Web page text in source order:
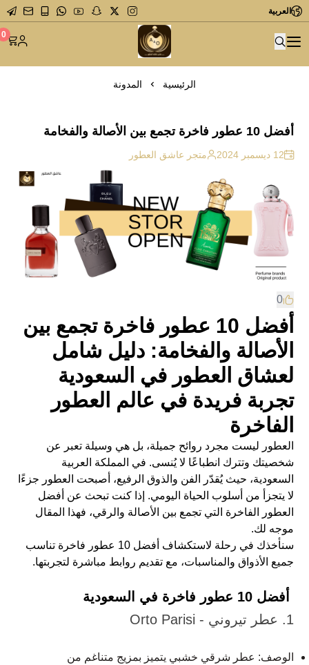
العربية
متجر عاشق العطور 0
الرئيسية المدونة
أفضل 10 عطور فاخرة تجمع بين الأصالة والفخامة
12 ديسمبر 2024 متجر عاشق العطور
0
أفضل 10 عطور فاخرة تجمع بين
الأصالة والفخامة: دليل شامل
لعشاق العطور في السعودية
تجربة فريدة في عالم العطور
الفاخرة
العطور ليست مجرد روائح جميلة، بل هي وسيلة تعبر عن
شخصيتك وتترك انطباعًا لا يُنسى. في المملكة العربية
السعودية، حيث يُقدّر الفن والذوق الرفيع، أصبحت العطور جزءًا
لا يتجزأ من أسلوب الحياة اليومي. إذا كنت تبحث عن أفضل
العطور الفاخرة التي تجمع بين الأصالة والرقي، فهذا المقال
موجه لك.
سنأخذك في رحلة لاستكشاف أفضل 10 عطور فاخرة تناسب
جميع الأذواق والمناسبات، مع تقديم روابط مباشرة لتجربتها.
أفضل 10 عطور فاخرة في السعودية
1. عطر تيروني - Orto Parisi
الوصف: عطر شرقي خشبي يتميز بمزيج متناغم من